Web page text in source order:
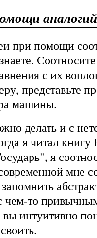
аналогий
при помощи
с их
представьте
машины.
делать и с
я читал книгу
я
мне
чем-то
интуитивно